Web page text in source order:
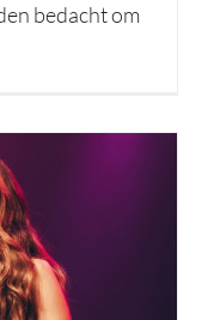
bedacht om